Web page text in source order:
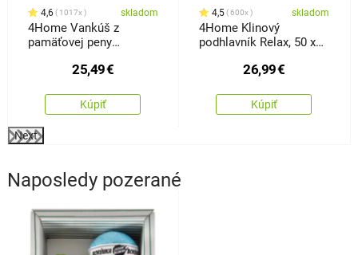
4,6 1017x skladom
4Home Vankúš z
pamäťovej peny
25,49€
Kúpiť
4,5 600x skladom
4Home Klinový
podhlavník Relax, 50 x
26,99€
Kúpiť
Next
Naposledy pozerané